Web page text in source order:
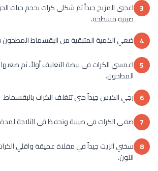
3 اعجني المزيج جيداً ثم شكلي كرات بحجم حبات
صينية مسطحة.
4 ضعي الكمية المتبقية من البقسماط
5 اغمسي الكرات في بيضة التغليف أولاً، ثم
المطحون.
6 رجي الكيس جيداً حتى تتغلف الكرات بالبقسماط.
7 صفي الكرات في صينية وتحفظ في الثلاجة لمدة 3 إلى 4 ساعات.
8 سخني الزيت جيداً في مقلاة عميقة واقلي
اللون.